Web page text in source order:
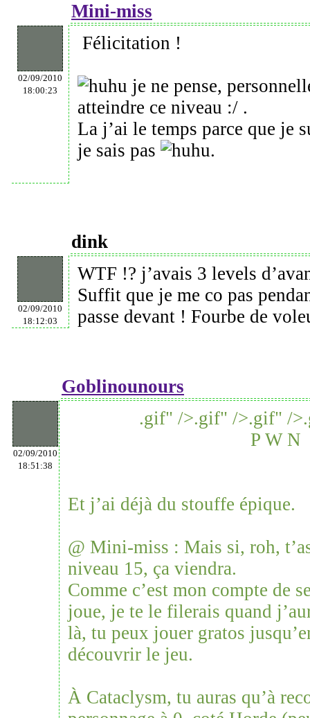
Mini-miss
02/09/2010
18:00:23
Félicitation !
je ne pense,
atteindre ce niveau :/ .
La j’ai le temps parce que je
je sais pas
.
dink
02/09/2010
18:12:03
WTF !? j’avais 3 levels
Suffit que je me co pas
passe devant ! Fourbe de
Goblinounours
02/09/2010
18:51:38
.gif" />.gif" />.gif" />
P W N
Et j’ai déjà du stouffe épique.
@ Mini-miss : Mais si, roh,
niveau 15, ça viendra.
Comme c’est mon compte de
joue, je te le filerais quand
là, tu peux jouer gratos
découvrir le jeu.
À Cataclysm, tu auras qu’à